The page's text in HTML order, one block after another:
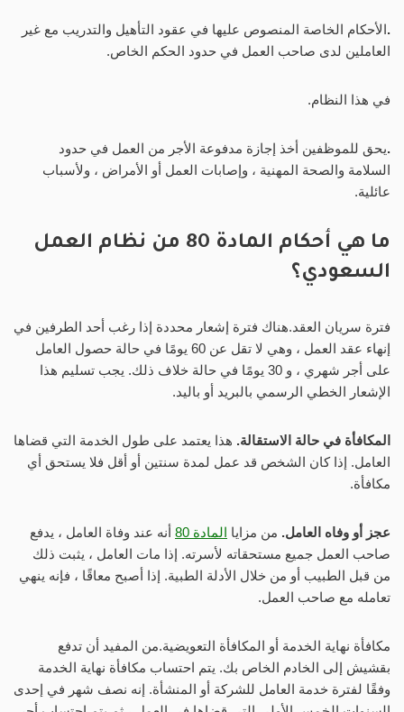
.الأحكام الخاصة المنصوص عليها في عقود التأهيل والتدريب مع غير
العاملين لدى صاحب العمل في حدود الحكم الخاص.
في هذا النظام.
.يحق للموظفين أخذ إجازة مدفوعة الأجر من العمل في حدود
السلامة والصحة المهنية ، وإصابات العمل أو الأمراض ، ولأسباب
عائلية.
ما هي أحكام المادة 80 من نظام العمل
السعودي؟
فترة سريان العقد.هناك فترة إشعار محددة إذا رغب أحد الطرفين في
إنهاء عقد العمل ، وهي لا تقل عن 60 يومًا في حالة حصول العامل
على أجر شهري ، و 30 يومًا في حالة خلاف ذلك. يجب تسليم هذا
الإشعار الخطي الرسمي بالبريد أو باليد.
المكافأة في حالة الاستقالة. هذا يعتمد على طول الخدمة التي قضاها
العامل. إذا كان الشخص قد عمل لمدة سنتين أو أقل فلا يستحق أي
مكافأة.
عجز أو وفاه العامل. من مزايا المادة 80
أنه عند وفاة العامل ، يدفع
صاحب العمل جميع مستحقاته لأسرته. إذا مات العامل ، يثبت ذلك
من قبل الطبيب أو من خلال الأدلة الطبية. إذا أصبح معاقًا ، فإنه ينهي
تعامله مع صاحب العمل.
مكافأة نهاية الخدمة أو المكافأة التعويضية.من المفيد أن تدفع
بقشيش إلى الخادم الخاص بك. يتم احتساب مكافأة نهاية الخدمة
وفقًا لفترة خدمة العامل للشركة أو المنشأة. إنه نصف شهر في إحدى